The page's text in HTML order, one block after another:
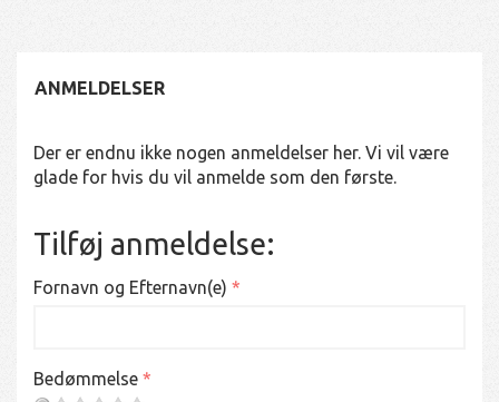
ANMELDELSER
Der er endnu ikke nogen anmeldelser her. Vi vil være
glade for hvis du vil anmelde som den første.
Tilføj anmeldelse:
Fornavn og Efternavn(e)
Bedømmelse